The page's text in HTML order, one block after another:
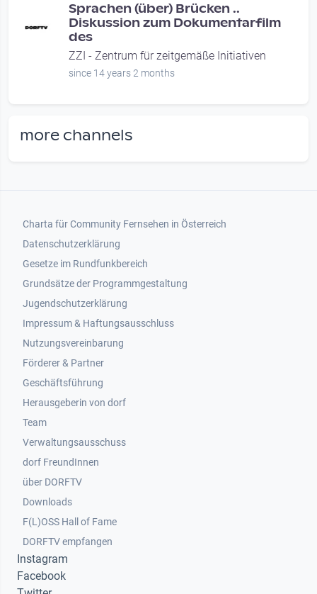
Sprachen (über) Brücken ..
Diskussion zum Dokumentarfilm
des
ZZI - Zentrum für zeitgemäße Initiativen
since 14 years 2 months
more channels
Footer 1
Charta für Community Fernsehen in Österreich
Datenschutzerklärung
Gesetze im Rundfunkbereich
Grundsätze der Programmgestaltung
Jugendschutzerklärung
Impressum & Haftungsausschluss
Nutzungsvereinbarung
Footer 2
Förderer & Partner
Geschäftsführung
Herausgeberin von dorf
Team
Verwaltungsausschuss
dorf FreundInnen
Footer 3
über DORFTV
Downloads
F(L)OSS Hall of Fame
Footer 4
DORFTV empfangen
Instagram
Facebook